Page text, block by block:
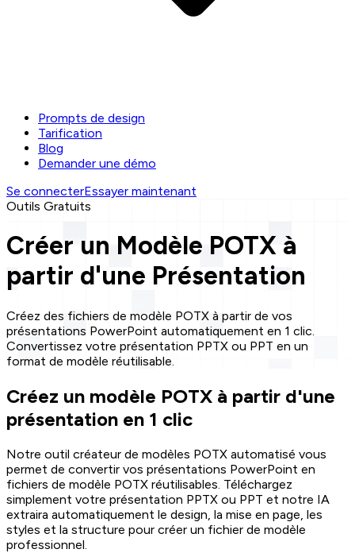
Prompts de design
Tarification
Blog
Demander une démo
Se connecterEssayer maintenant
Outils Gratuits
Créer un Modèle POTX à
partir d'une Présentation
Créez des fichiers de modèle POTX à partir de vos
présentations PowerPoint automatiquement en 1 clic.
Convertissez votre présentation PPTX ou PPT en un
format de modèle réutilisable.
Créez un modèle POTX à partir d'une
présentation en 1 clic
Notre outil créateur de modèles POTX automatisé vous
permet de convertir vos présentations PowerPoint en
fichiers de modèle POTX réutilisables. Téléchargez
simplement votre présentation PPTX ou PPT et notre IA
extraira automatiquement le design, la mise en page, les
styles et la structure pour créer un fichier de modèle
professionnel.